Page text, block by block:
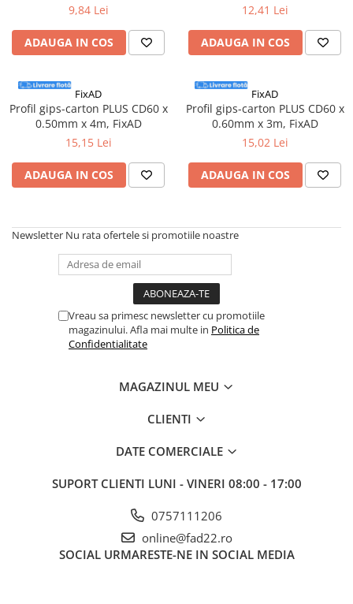
Dalti, spituri, leviere
Cuttere, cutite si foarfece
Fierastraie
Accesorii pentru polizare, slefuire
si frezare
Organizatoare
Unelte electrice speciale
Instrumente de masurat si trasat
Dibluri pentru gips-carton
Dibluri pentru termoizolatii
Dibluri rosii SFX
9,84 Lei
ADAUGA IN COS
12,41 Lei
ADAUGA IN COS
FixAD
Profil gips-carton PLUS CD60 x
0.50mm x 4m, FixAD
15,15 Lei
ADAUGA IN COS
FixAD
Profil gips-carton PLUS CD60 x
0.60mm x 3m, FixAD
15,02 Lei
ADAUGA IN COS
Newsletter Nu rata ofertele si promotiile noastre
Vreau sa primesc newsletter cu promotiile
magazinului. Afla mai multe in Politica de
Confidentialitate
MAGAZINUL MEU
CLIENTI
DATE COMERCIALE
SUPORT CLIENTI LUNI - VINERI 08:00 - 17:00
0757111206
online@fad22.ro
SOCIAL URMARESTE-NE IN SOCIAL MEDIA